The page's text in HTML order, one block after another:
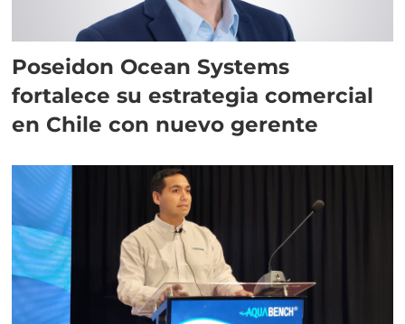
Poseidon Ocean Systems
fortalece su estrategia comercial
en Chile con nuevo gerente